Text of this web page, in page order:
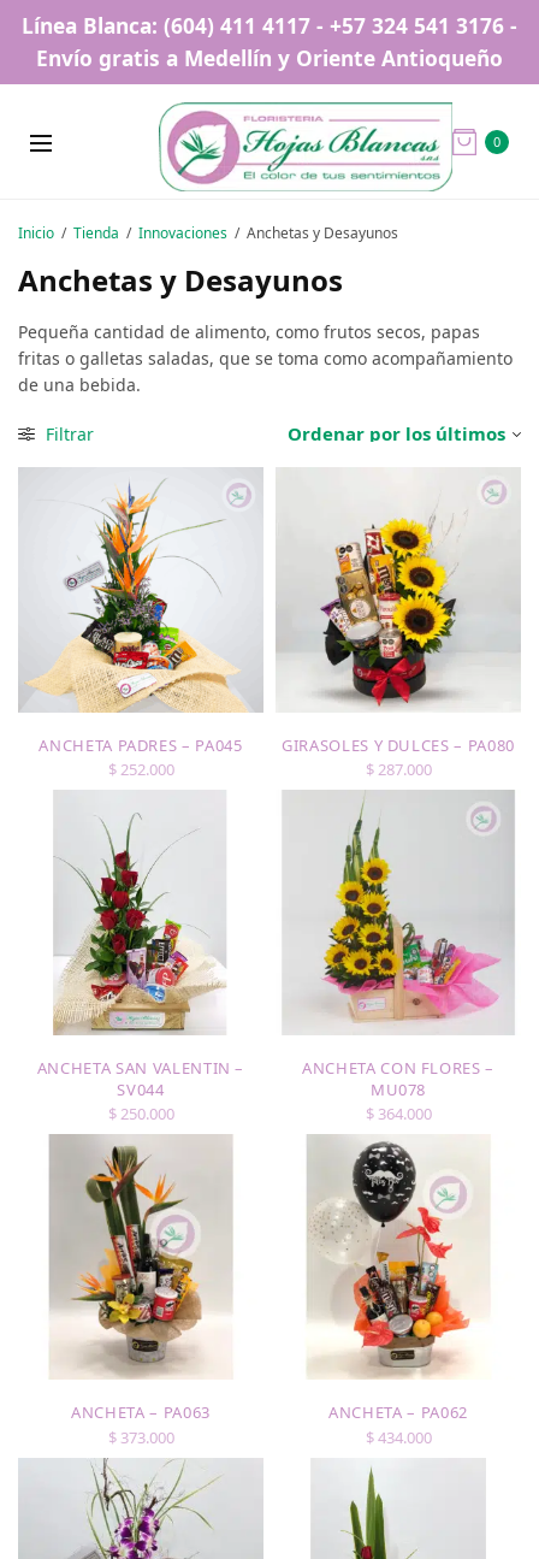
Línea Blanca: (604) 411 4117 - +57 324 541 3176 -
Envío gratis a Medellín y Oriente Antioqueño
0
Inicio / Tienda / Innovaciones / Anchetas y Desayunos
Anchetas y Desayunos
Pequeña cantidad de alimento, como frutos secos, papas
fritas o galletas saladas, que se toma como acompañamiento
de una bebida.
Filtrar
ANCHETA PADRES – PA045
$252.000
GIRASOLES Y DULCES – PA080
$287.000
ANCHETA SAN VALENTIN –
SV044
$250.000
ANCHETA CON FLORES –
MU078
$364.000
ANCHETA – PA063
$373.000
ANCHETA – PA062
$434.000